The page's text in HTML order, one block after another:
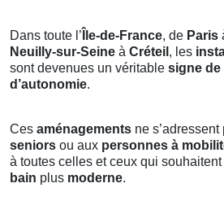
Dans toute l’ Île-de-France, de Paris
Neuilly-sur-Seine à Créteil , les
sont devenues un véritable signe
d’autonomie.
Ces aménagements ne
seniors ou aux personnes à
à toutes celles et ceux qui
bain plus moderne.